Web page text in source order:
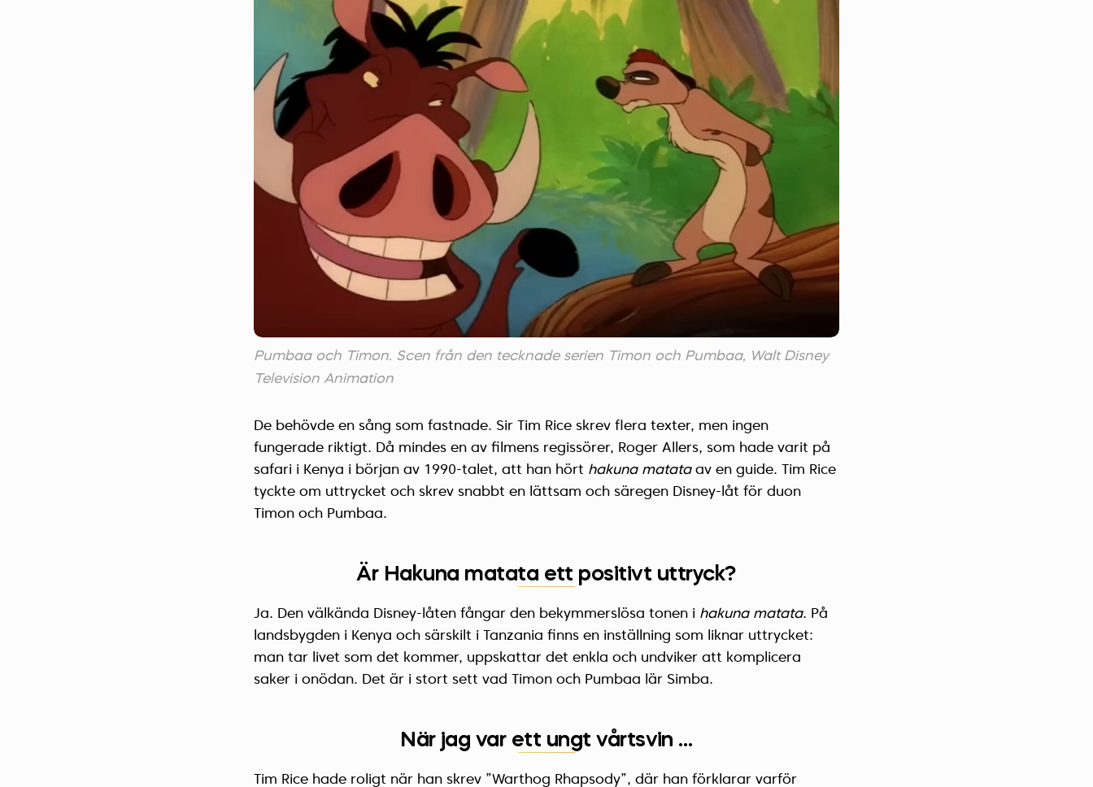
Pumbaa och Timon. Scen från den tecknade serien Timon och Pumbaa, Walt Disney
Television Animation
De behövde en sång som fastnade. Sir Tim Rice skrev flera texter, men ingen
fungerade riktigt. Då mindes en av filmens regissörer, Roger Allers, som hade varit på
safari i Kenya i början av 1990-talet, att han hört hakuna matataav en guide. Tim Rice
tyckte om uttrycket och skrev snabbt en lättsam och säregen Disney-låt för duon
Timon och Pumbaa.
Är Hakuna matata ett positivt uttryck?
Ja. Den välkända Disney-låten fångar den bekymmerslösa tonen i hakuna matata. På
landsbygden i Kenya och särskilt i Tanzania finns en inställning som liknar uttrycket:
man tar livet som det kommer, uppskattar det enkla och undviker att komplicera
saker i onödan. Det är i stort sett vad Timon och Pumbaa lär Simba.
När jag var ett ungt vårtsvin …
Tim Rice hade roligt när han skrev ”Warthog Rhapsody”, där han förklarar varför